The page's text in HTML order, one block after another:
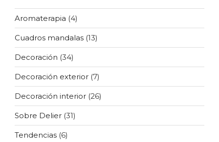
Aromaterapia (4)
Cuadros mandalas (13)
Decoración (34)
Decoración exterior (7)
Decoración interior (26)
Sobre Delier (31)
Tendencias (6)